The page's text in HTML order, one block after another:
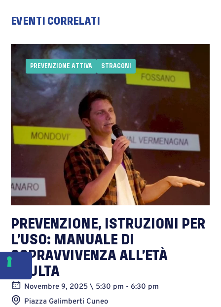
EVENTI CORRELATI
PREVENZIONE ATTIVA STRACONI
PREVENZIONE, ISTRUZIONI PER
L’USO: MANUALE DI
SOPRAVVIVENZA ALL’ETÀ
ADULTA
Novembre 9, 2025 \ 5:30 pm - 6:30 pm
Piazza Galimberti Cuneo